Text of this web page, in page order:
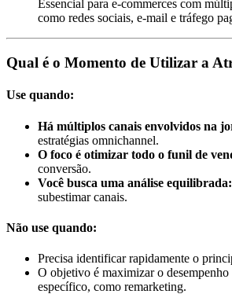
Essencial para e-commerces com
como redes sociais, e-mail e tráfego
Qual é o Momento de Utilizar a
Use quando:
Há múltiplos canais envolvidos na
estratégias omnichannel.
O foco é otimizar todo o funil de
conversão.
Você busca uma análise equilibrada:
subestimar canais.
Não use quando:
Precisa identificar rapidamente o
O objetivo é maximizar o desempenho
específico, como remarketing.